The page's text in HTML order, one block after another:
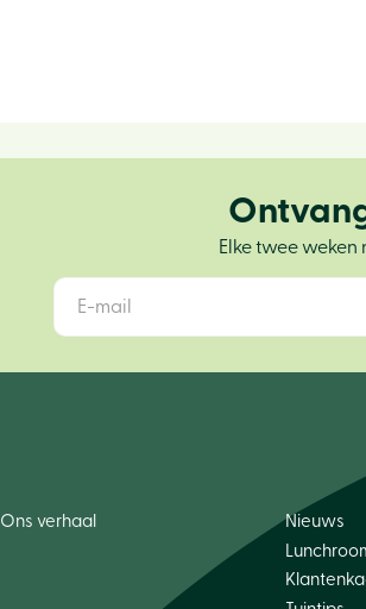
Elke twee
Ons verhaal
Nieuws